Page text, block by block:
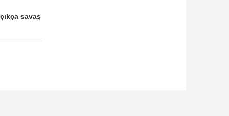
savaş